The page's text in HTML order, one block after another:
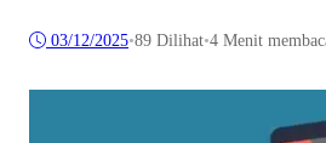
03/12/2025•89 Dilihat•4 Menit